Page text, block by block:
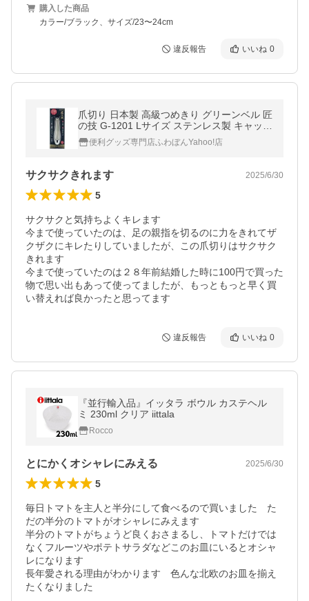
購入した商品
カラー/ブラック、サイズ/23〜24cm
違反報告 いいね 0
爪切り 日本製 高級つめきり グリーンベル 匠
の技 G-1201 Lサイズ ステンレス製 キャッチ
ャーケースつき
便利グッズ専門店ふわぼんYahoo!店
サクサクきれます 2025/6/30
5
サクサクと気持ちよくキレます
今まで使っていたのは、足の親指を切るのに力をきれてザ
クザクにキレたりしていましたが、この爪切りはサクサク
きれます
今まで使っていたのは２８年前結婚した時に100円で買った
物で思い出もあって使ってましたが、もっともっと早く買
い替えれば良かったと思ってます
違反報告 いいね 0
『並行輸入品』イッタラ ボウル カステヘル
ミ 230ml クリア iittala
Rocco
とにかくオシャレにみえる 2025/6/30
5
毎日トマトを主人と半分にして食べるので買いました　た
だの半分のトマトがオシャレにみえます
半分のトマトがちょうど良くおさまるし、トマトだけでは
なくフルーツやポテトサラダなどこのお皿にいるとオシャ
レになります
長年愛される理由がわかります　色んな北欧のお皿を揃え
たくなりました